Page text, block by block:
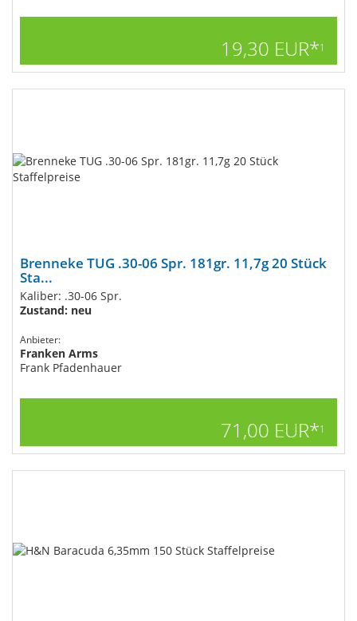
19,30 EUR*1
Brenneke TUG .30-06 Spr. 181gr. 11,7g 20 Stück
Sta...
Kaliber: .30-06 Spr.
Zustand: neu
Anbieter:
Franken Arms
Frank Pfadenhauer
71,00 EUR*1